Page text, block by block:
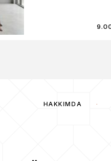
HAKKIMDA